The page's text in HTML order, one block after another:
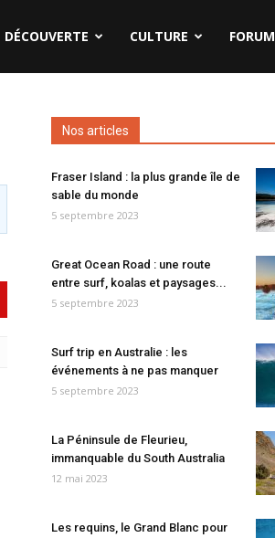
DÉCOUVERTE CULTURE FORUM
Nos articles
Fraser Island : la plus grande île de
sable du monde
5 septembre 2023
Great Ocean Road : une route
entre surf, koalas et paysages...
5 septembre 2023
Surf trip en Australie : les
événements à ne pas manquer
5 septembre 2023
La Péninsule de Fleurieu,
immanquable du South Australia
12 mai 2023
Les requins, le Grand Blanc pour